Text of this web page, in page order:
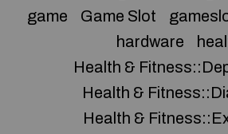
game
Game Slot
hardware
Health &
Health &
Health &